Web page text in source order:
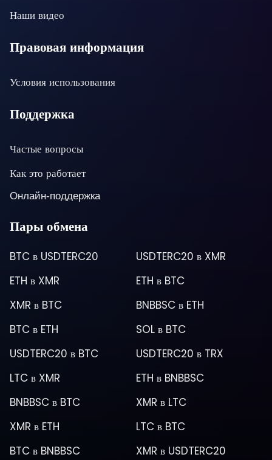
Наши видео
Правовая информация
Условия использования
Поддержка
Частые вопросы
Как это работает
Онлайн-поддержка
Пары обмена
BTC в USDTERC20 USDTERC20 в XMR
ETH в XMR ETH в BTC
XMR в BTC BNBBSC в ETH
BTC в ETH SOL в BTC
USDTERC20 в BTC USDTERC20 в TRX
LTC в XMR ETH в BNBBSC
BNBBSC в BTC XMR в LTC
XMR в ETH LTC в BTC
BTC в BNBBSC XMR в USDTERC20